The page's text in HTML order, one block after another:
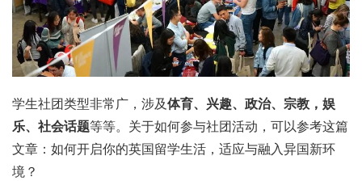
学生社团类型非常广，涉及体育、兴趣、政治、宗教，娱
乐、社会话题等等。关于如何参与社团活动，可以参考这篇
文章：如何开启你的英国留学生活，适应与融入异国新环
境？